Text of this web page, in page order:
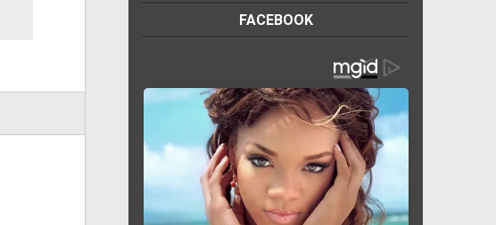
FACEBOOK